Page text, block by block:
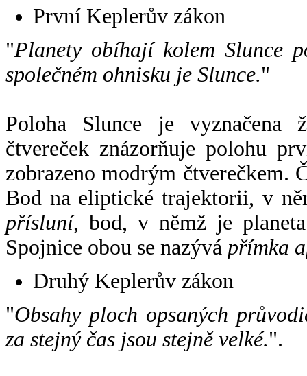
První Keplerův zákon
"Planety obíhají kolem Slunce
společném ohnisku je Slunce."
Poloha Slunce je vyznačena
čtvereček znázorňuje polohu
zobrazeno modrým čtverečkem.
Bod na eliptické trajektorii, v
přísluní, bod, v němž je
Spojnice obou se nazývá přímka
Druhý Keplerův zákon
"Obsahy ploch opsaných
za stejný čas jsou stejně velké.".